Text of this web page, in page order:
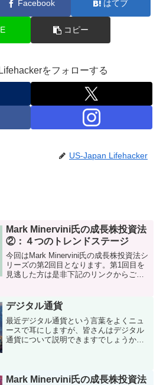
Facebook はてブ
コピー
をフォローする
US-Japan Lifehacker
Mark Minervini氏の成長株投資法
②：４つのトレンドステージ
今回はMark Minervini氏の成長株投資法シ
リーズの第2回目となります。第1回目を
見逃した方は是非下記のリンクからご一
しっかりと咀嚼していただければと...
デジタル通貨
最近デジタル通貨という言葉をよくニュ
ースで耳にしますが、皆さんはデジタル
通貨について説明できますでしょうか？
を読んでいました。今回は...
Mark Minervini氏の成長株投資法